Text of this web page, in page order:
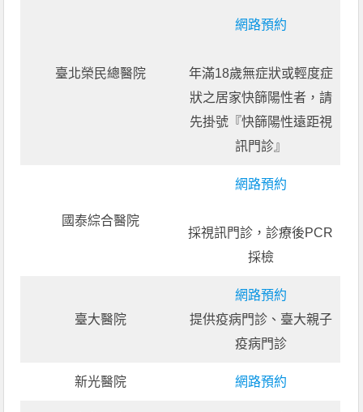
臺北榮民總醫院
網路預約
年滿18歲無症狀或輕度症
狀之居家快篩陽性者，請
先掛號『快篩陽性遠距視
訊門診』
國泰綜合醫院
網路預約
採視訊門診，診療後PCR
採檢
臺大醫院
網路預約
提供疫病門診、臺大親子
疫病門診
新光醫院 網路預約